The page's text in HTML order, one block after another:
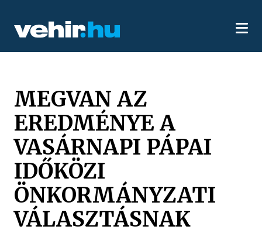
MEGVAN AZ
EREDMÉNYE A
VASÁRNAPI PÁPAI
IDŐKÖZI
ÖNKORMÁNYZATI
VÁLASZTÁSNAK